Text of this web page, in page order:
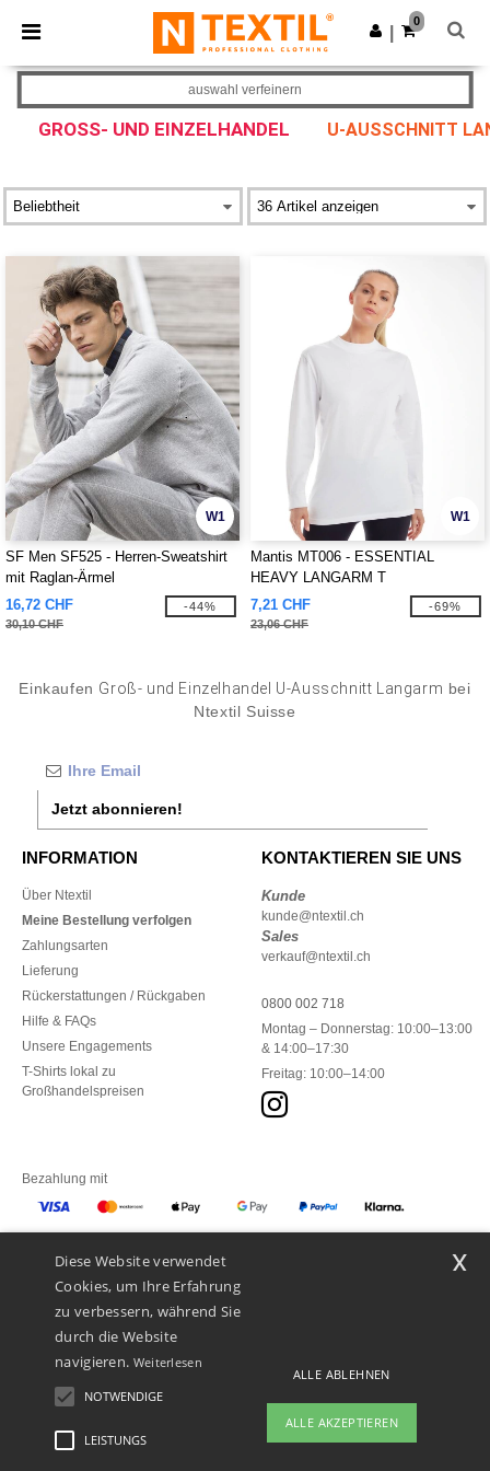
× Ntextil App
Bessere Preise in der App!
App holen
0
GROSS- UND EINZELHANDEL U-AUSSCHNITT
auswahl verfeinern
W1
SF Men SF525 - Herren-Sweatshirt
mit Raglan-Ärmel
16,72 CHF
30,10 CHF
-44%
W1
Mantis MT006 - ESSENTIAL
HEAVY LANGARM T
7,21 CHF
23,06 CHF
-69%
Einkaufen Groß- und Einzelhandel U-Ausschnitt Langarm bei
Ntextil Suisse
Jetzt abonnieren!
INFORMATION
Über Ntextil
Meine Bestellung verfolgen
Zahlungsarten
Lieferung
Rückerstattungen / Rückgaben
Hilfe & FAQs
Unsere Engagements
T-Shirts lokal zu
Großhandelspreisen
KONTAKTIEREN SIE UNS
Kunde
kunde@ntextil.ch
Sales
verkauf@ntextil.ch
0800 002 718
Montag – Donnerstag: 10:00–13:00
& 14:00–17:30
Freitag: 10:00–14:00
Bezahlung mit
Unsere Paketzusteller
Diese Website verwendet
Cookies, um Ihre Erfahrung
zu verbessern, während Sie
durch die Website
navigieren. Weiterlesen
NOTWENDIGE
LEISTUNGS
ALLE ABLEHNEN
ALLE AKZEPTIEREN
x